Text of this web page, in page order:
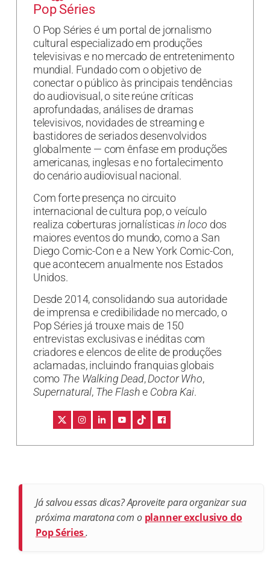
Pop Séries
O Pop Séries é um portal de jornalismo
cultural especializado em produções
televisivas e no mercado de entretenimento
mundial. Fundado com o objetivo de
conectar o público às principais tendências
do audiovisual, o site reúne críticas
aprofundadas, análises de dramas
televisivos, novidades de streaming e
bastidores de seriados desenvolvidos
globalmente — com ênfase em produções
americanas, inglesas e no fortalecimento
do cenário audiovisual nacional.
Com forte presença no circuito
internacional de cultura pop, o veículo
realiza coberturas jornalísticas in loco dos
maiores eventos do mundo, como a San
Diego Comic-Con e a New York Comic-Con,
que acontecem anualmente nos Estados
Unidos.
Desde 2014, consolidando sua autoridade
de imprensa e credibilidade no mercado, o
Pop Séries já trouxe mais de 150
entrevistas exclusivas e inéditas com
criadores e elencos de elite de produções
aclamadas, incluindo franquias globais
como The Walking Dead,Doctor Who,
Supernatural, The Flashe Cobra Kai.
Já salvou essas dicas? Aproveite para organizar sua
próxima maratona com o planner exclusivo do
Pop Séries.